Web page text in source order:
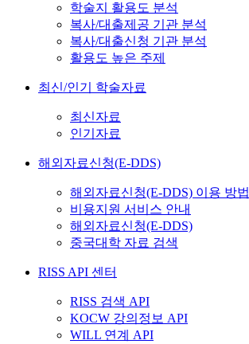
학술지 활용도 분석
복사/대출제공 기관 분석
복사/대출신청 기관 분석
활용도 높은 주제
최신/인기 학술자료
최신자료
인기자료
해외자료신청(E-DDS)
해외자료신청(E-DDS) 이용 방법
비용지원 서비스 안내
해외자료신청(E-DDS)
중국대학 자료 검색
RISS API 센터
RISS 검색 API
KOCW 강의정보 API
WILL 연계 API